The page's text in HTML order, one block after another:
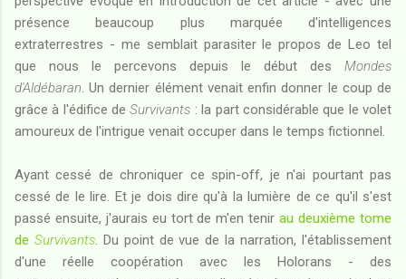
présence beaucoup plus marquée d'intelligences
extraterrestres - me semblait parasiter le propos de Leo tel
que nous le percevons depuis le début des Mondes
d'Aldébaran . Un dernier élément venait enfin donner le coup de
grâce à l'édifice deSurvivants : la part considérable que le volet
amoureux de l'intrigue venait occuper dans le temps fictionnel.
Ayant cessé de chroniquer ce spin-off, je n'ai pourtant pas
cessé de le lire. Et je dois dire qu'à la lumière de ce qu'il s'est
passé ensuite, j'aurais eu tort de m'en tenirau deuxième tome
de Survivants. Du point de vue de la narration, l'établissement
d'une réelle coopération avec les Holorans - des